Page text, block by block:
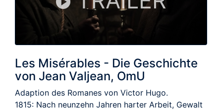
Les Misérables - Die Geschichte
von Jean Valjean, OmU
Adaption des Romanes von Victor Hugo.
1815: Nach neunzehn Jahren harter Arbeit, Gewalt